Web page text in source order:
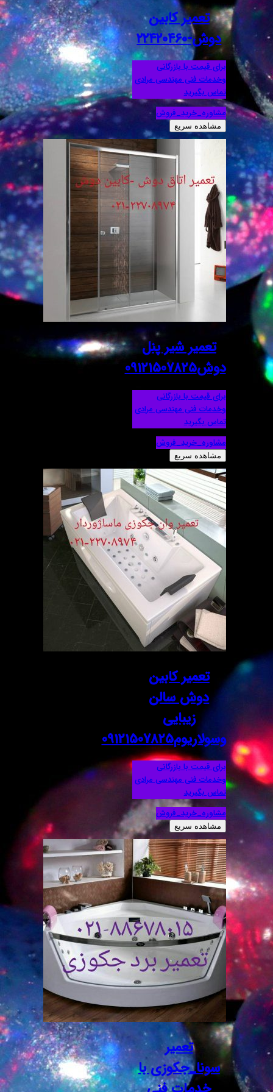
تعمیر کابین
دوش-۲۲۴۲۰۴۶۰
برای قیمت با بازرگانی
وخدمات فنی مهندسی مرادی
تماس بگیرید
مشاوره_خرید_فروش
مشاهده سریع
تعمیر شیر پنل
دوش09121507825
برای قیمت با بازرگانی
وخدمات فنی مهندسی مرادی
مشاوره_خرید_فروش
مشاهده سریع
تعمیر کابین
دوش سالن
زیبایی
وسولاریوم09121507825
برای قیمت با بازرگانی
وخدمات فنی مهندسی مرادی
تماس بگیرید
مشاوره_خرید_فروش
مشاهده سریع
تعمیر
سونا_جکوزی با